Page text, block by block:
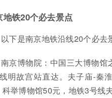
地铁20个必去景点
以下是南京地铁沿线20个必去
南京博物院：中国三大博物
明故宫站直达。夫子庙-秦
科举博物馆50元，地铁3号线